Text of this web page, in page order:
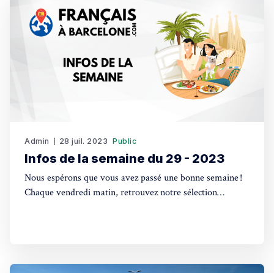
Admin 28 juil. 2023 Public
Infos de la semaine du 29 - 2023
Nous espérons que vous avez passé une bonne semaine !
Chaque vendredi matin, retrouvez notre sélection
divergentsLa